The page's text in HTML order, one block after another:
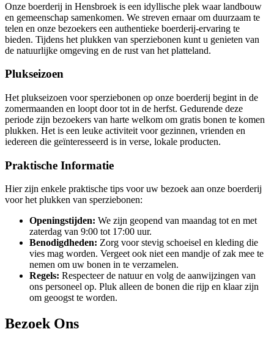
Onze boerderij in Hensbroek is een idyllische plek waar landbouw
en gemeenschap samenkomen. We streven ernaar om duurzaam te
telen en onze bezoekers een authentieke boerderij-ervaring te
bieden. Tijdens het plukken van sperziebonen kunt u genieten van
de natuurlijke omgeving en de rust van het platteland.
Plukseizoen
Het plukseizoen voor sperziebonen op onze boerderij begint in de
zomermaanden en loopt door tot in de herfst. Gedurende deze
periode zijn bezoekers van harte welkom om gratis bonen te komen
plukken. Het is een leuke activiteit voor gezinnen, vrienden en
iedereen die geïnteresseerd is in verse, lokale producten.
Praktische Informatie
Hier zijn enkele praktische tips voor uw bezoek aan onze boerderij
voor het plukken van sperziebonen:
Openingstijden: We zijn geopend van maandag tot en met
zaterdag van 9:00 tot 17:00 uur.
Benodigdheden: Zorg voor stevig schoeisel en kleding die
vies mag worden. Vergeet ook niet een mandje of zak mee te
nemen om uw bonen in te verzamelen.
Regels: Respecteer de natuur en volg de aanwijzingen van
ons personeel op. Pluk alleen de bonen die rijp en klaar zijn
om geoogst te worden.
Bezoek Ons